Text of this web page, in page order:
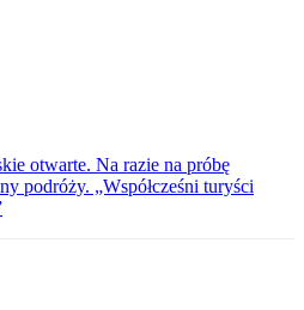
otwarte. Na razie na próbę
podróży. „Współcześni turyści